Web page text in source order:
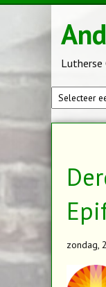
Lutherse
zondag,